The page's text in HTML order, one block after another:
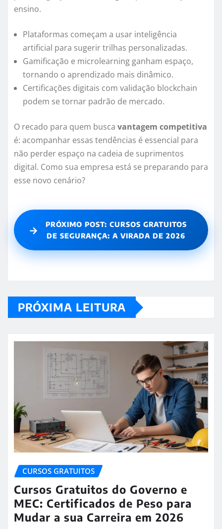
ensino.
Plataformas começam a usar inteligência
artificial para sugerir trilhas personalizadas.
Gamificação e microlearning ganham espaço,
tornando o aprendizado mais dinâmico.
Certificações digitais com validação blockchain
podem se tornar padrão de mercado.
O recado para quem busca vantagem competitiva
é: acompanhar essas tendências é essencial para
não perder espaço na cadeia de suprimentos
digital. Como sua empresa está se preparando para
esse novo cenário?
→
PRÓXIMO POST: CURSOS GRATUITOS
DE SEGURANÇA: A VIRADA DE 2026
PRÓXIMA LEITURA
CURSOS GRATUITOS
Cursos Gratuitos do Governo e
MEC: Certificados de Peso para
Mudar a sua Carreira em 2026